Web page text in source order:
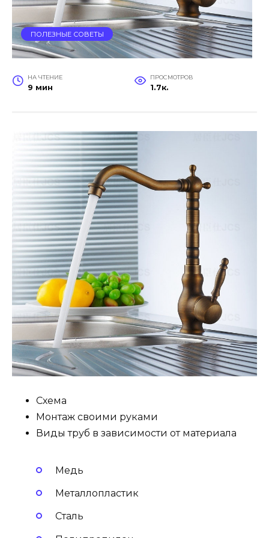
ПОЛЕЗНЫЕ СОВЕТЫ
НА ЧТЕНИЕ
9 мин
ПРОСМОТРОВ
1.7к.
Схема
Монтаж своими руками
Виды труб в зависимости от материала
Медь
Металлопластик
Сталь